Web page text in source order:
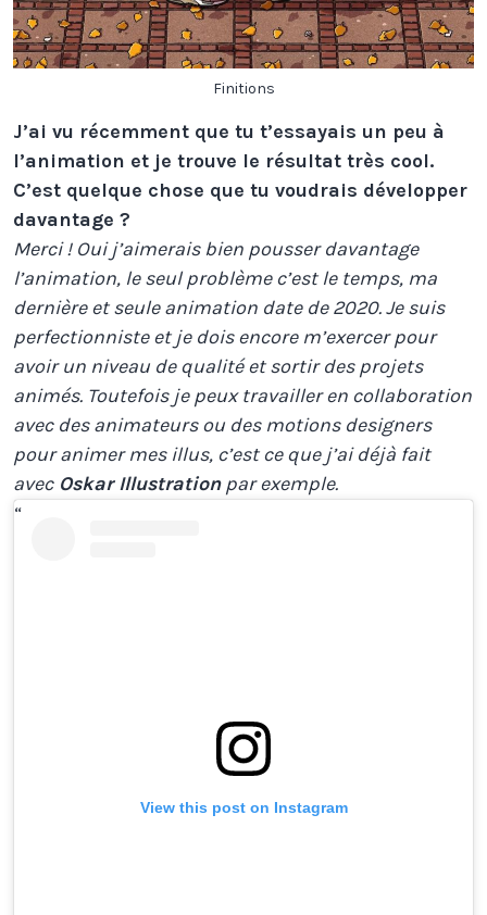
Finitions
J’ai vu récemment que tu t’essayais un peu à
l’animation et je trouve le résultat très cool.
C’est quelque chose que tu voudrais développer
davantage ?
Merci ! Oui j’aimerais bien pousser davantage
l’animation, le seul problème c’est le temps, ma
dernière et seule animation date de 2020. Je suis
perfectionniste et je dois encore m’exercer pour
avoir un niveau de qualité et sortir des projets
animés. Toutefois je peux travailler en collaboration
avec des animateurs ou des motions designers
pour animer mes illus, c’est ce que j’ai déjà fait
avecOskar Illustrationpar exemple.
View this post on Instagram